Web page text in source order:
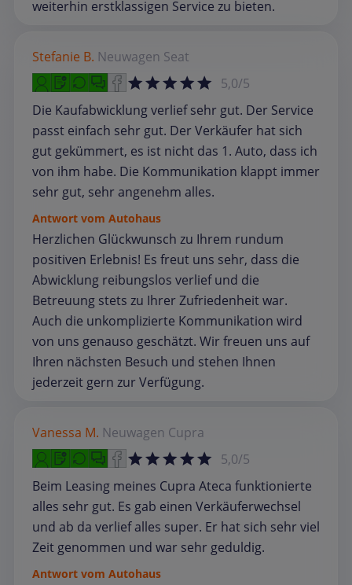
weiterhin erstklassigen Service zu bieten.
Stefanie B. Neuwagen Seat
5,0/5
Die Kaufabwicklung verlief sehr gut. Der Service
passt einfach sehr gut. Der Verkäufer hat sich
gut gekümmert, es ist nicht das 1. Auto, dass ich
von ihm habe. Die Kommunikation klappt immer
sehr gut, sehr angenehm alles.
Antwort vom Autohaus
Herzlichen Glückwunsch zu Ihrem rundum
positiven Erlebnis! Es freut uns sehr, dass die
Abwicklung reibungslos verlief und die
Betreuung stets zu Ihrer Zufriedenheit war.
Auch die unkomplizierte Kommunikation wird
von uns genauso geschätzt. Wir freuen uns auf
Ihren nächsten Besuch und stehen Ihnen
jederzeit gern zur Verfügung.
Vanessa M. Neuwagen Cupra
5,0/5
Beim Leasing meines Cupra Ateca funktionierte
alles sehr gut. Es gab einen Verkäuferwechsel
und ab da verlief alles super. Er hat sich sehr viel
Zeit genommen und war sehr geduldig.
Antwort vom Autohaus